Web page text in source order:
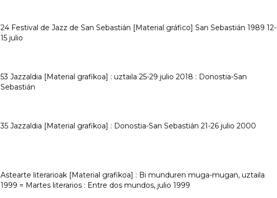
24 Festival de Jazz de San Sebastián [Material gráfico] San Sebastián 1989 12-
15 julio
53 Jazzaldia [Material grafikoa] : uztaila 25-29 julio 2018 : Donostia-San
Sebastián
35 Jazzaldia [Material grafikoa] : Donostia-San Sebastián 21-26 julio 2000
Astearte literarioak [Material grafikoa] : Bi munduren muga-mugan, uztaila
1999 = Martes literarios : Entre dos mundos, julio 1999